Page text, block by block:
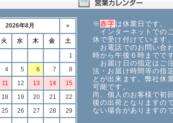
※赤字は休業日です。
インターネットでの
休で受け付けています。
お電話でのお問い合
時から午後６時までです
お届け日の指定はご
法・お届け時間等の指
とが出来ます。弊社休
可能です。
尚、個人のお客様で初
後の出荷となりますの
ない場合がありますの